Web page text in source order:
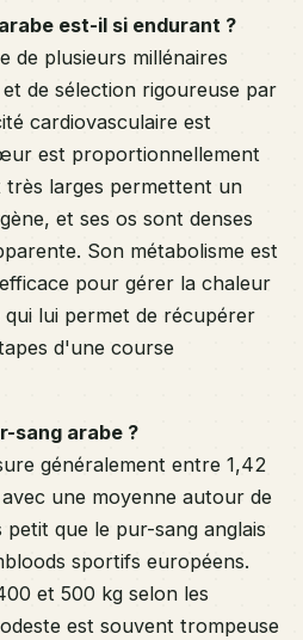
est-il si endurant ?
de plusieurs millénaires
de sélection rigoureuse par
cardiovasculaire est
est proportionnellement
très larges permettent un
et ses os sont denses
Son métabolisme est
pour gérer la chaleur
lui permet de récupérer
d'une course
sang arabe ?
généralement entre 1,42
une moyenne autour de
que le pur-sang anglais
sportifs européens.
et 500 kg selon les
est souvent trompeuse